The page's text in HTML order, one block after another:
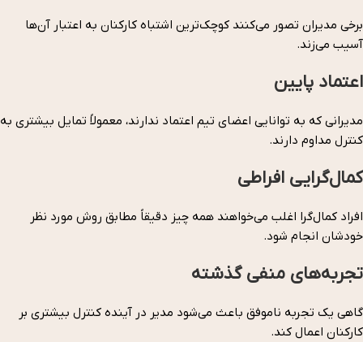
برخی مدیران تصور می‌کنند کوچک‌ترین اشتباه کارکنان به اعتبار آن‌ها
آسیب می‌زند.
اعتماد پایین
مدیرانی که به توانایی اعضای تیم اعتماد ندارند، معمولاً تمایل بیشتری به
کنترل مداوم دارند.
کمال‌گرایی افراطی
افراد کمال‌گرا اغلب می‌خواهند همه چیز دقیقاً مطابق روش مورد نظر
خودشان انجام شود.
تجربه‌های منفی گذشته
گاهی یک تجربه ناموفق باعث می‌شود مدیر در آینده کنترل بیشتری بر
کارکنان اعمال کند.